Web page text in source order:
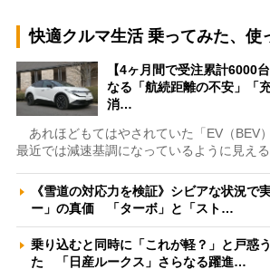
快適クルマ生活 乗ってみた、使
【4ヶ月間で受注累計6000
なる「航続距離の不安」「
消…
あれほどもてはやされていた「EV（BEV
最近では減速基調になっているように見え
《雪道の対応力を検証》シビアな状況で
ー」の真価 「ターボ」と「スト…
乗り込むと同時に「これが軽？」と戸惑
た 「日産ルークス」さらなる躍進…